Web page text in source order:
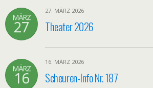
MÄRZ
27
27. MÄRZ 2026
Theater 2026
MÄRZ
16
16. MÄRZ 2026
Scheuren-Info Nr. 187